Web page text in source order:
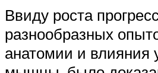
Ввиду роста
разнообразных
анатомии и влияния